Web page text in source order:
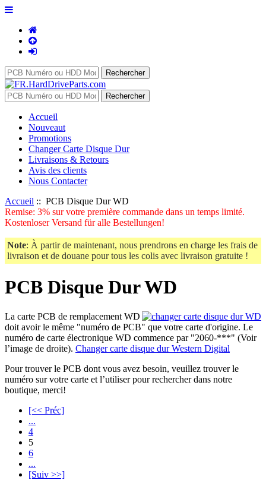
Accueil
Nouveaut
Promotions
Changer Carte Disque Dur
Livraisons & Retours
Avis des clients
Nous Contacter
Accueil :: PCB Disque Dur WD
Remise: 3% sur votre première commande dans un temps limité.
Kostenloser Versand für alle Bestellungen!
Note: À partir de maintenant, nous prendrons en charge les frais de
livraison et de douane pour tous les colis avec livraison gratuite !
PCB Disque Dur WD
La carte PCB de remplacement WD
doit avoir le même "numéro de PCB" que votre carte d'origine. Le
numéro de carte électronique WD commence par "2060-***" (Voir
l’image de droite). Changer carte disque dur Western Digital
Pour trouver le PCB dont vous avez besoin, veuillez trouver le
numéro sur votre carte et l’utiliser pour rechercher dans notre
boutique, merci!
[<< Préc]
...
4
5
6
...
[Suiv >>]